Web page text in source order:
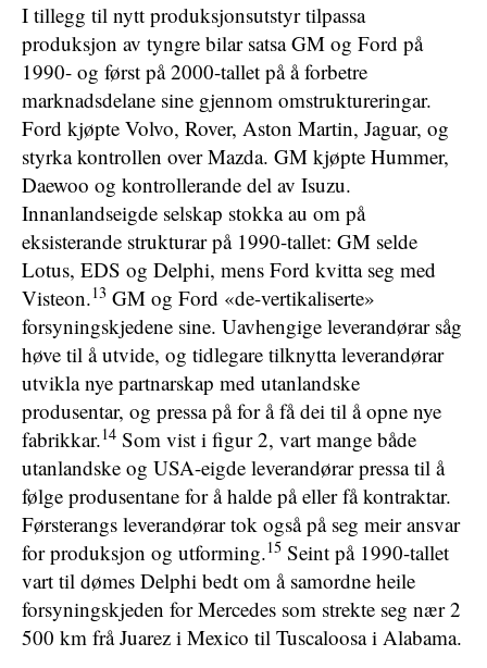
I tillegg til nytt produksjonsutstyr tilpassa
produksjon av tyngre bilar satsa GM og Ford på
1990- og først på 2000-tallet på å forbetre
marknadsdelane sine gjennom omstruktureringar.
Ford kjøpte Volvo, Rover, Aston Martin, Jaguar, og
styrka kontrollen over Mazda. GM kjøpte Hummer,
Daewoo og kontrollerande del av Isuzu.
Innanlandseigde selskap stokka au om på
eksisterande strukturar på 1990-tallet: GM selde
Lotus, EDS og Delphi, mens Ford kvitta seg med
Visteon.13 GM og Ford «de-vertikaliserte»
forsyningskjedene sine. Uavhengige leverandørar såg
høve til å utvide, og tidlegare tilknytta leverandørar
utvikla nye partnarskap med utanlandske
produsentar, og pressa på for å få dei til å opne nye
fabrikkar.14 Som vist i figur 2, vart mange både
utanlandske og USA-eigde leverandørar pressa til å
følge produsentane for å halde på eller få kontraktar.
Førsterangs leverandørar tok også på seg meir ansvar
for produksjon og utforming.15 Seint på 1990-tallet
vart til dømes Delphi bedt om å samordne heile
forsyningskjeden for Mercedes som strekte seg nær 2
500 km frå Juarez i Mexico til Tuscaloosa i Alabama.